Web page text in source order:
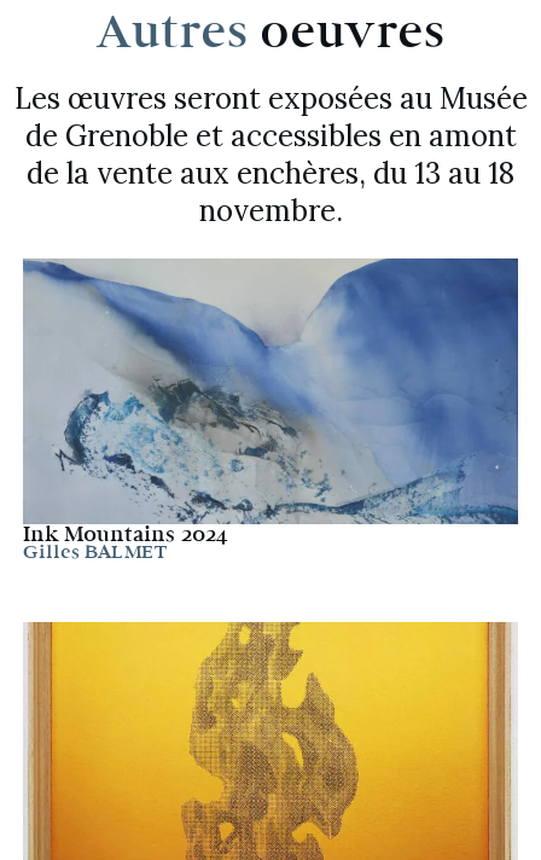
Autres oeuvres
Les œuvres seront exposées au Musée
de Grenoble et accessibles en amont
de la vente aux enchères, du 13 au 18
novembre.
Ink Mountains 2024
Gilles BALMET